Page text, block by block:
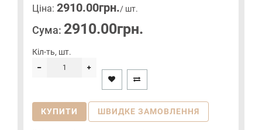
Цiна: 2910.00грн./ шт.
Сума: 2910.00грн.
Кіл-ть, шт.
КУПИТИ ШВИДКЕ ЗАМОВЛЕННЯ